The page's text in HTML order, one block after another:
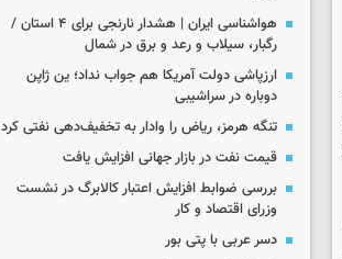
هواشناسی ایران | هشدار نارنجی برای ۴ استان /
رگبار، سیلاب و رعد و برق در شمال
ارزپاشی دولت آمریکا هم جواب نداد؛ ین ژاپن
دوباره در سراشیبی
تنگه هرمز، ریاض را وادار به تخفیف‌دهی نفتی کرد
قیمت نفت در بازار جهانی افزایش یافت
بررسی ضوابط افزایش اعتبار کالابرگ در نشست
وزرای اقتصاد و کار
دسر عربی با پتی بور